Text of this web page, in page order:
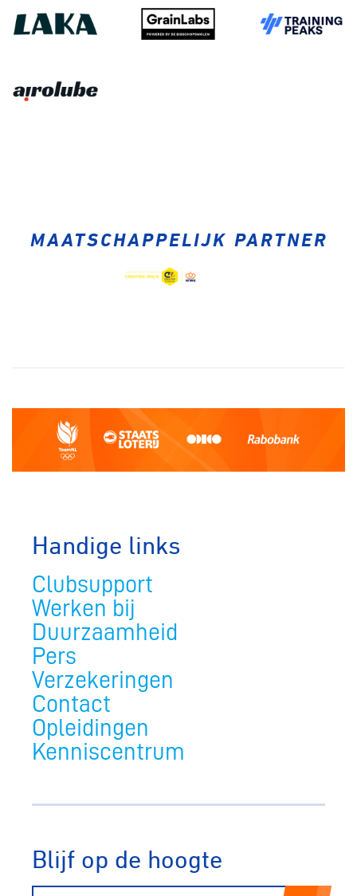
MAATSCHAPPELIJK PARTNER
Handige links
Clubsupport
Werken bij
Duurzaamheid
Pers
Verzekeringen
Contact
Opleidingen
Kenniscentrum
Blijf op de hoogte